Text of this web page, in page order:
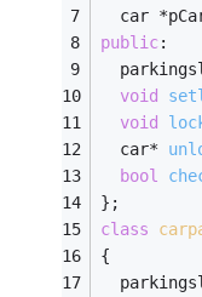
car
public:
void
void
car*
bool
};
class
{